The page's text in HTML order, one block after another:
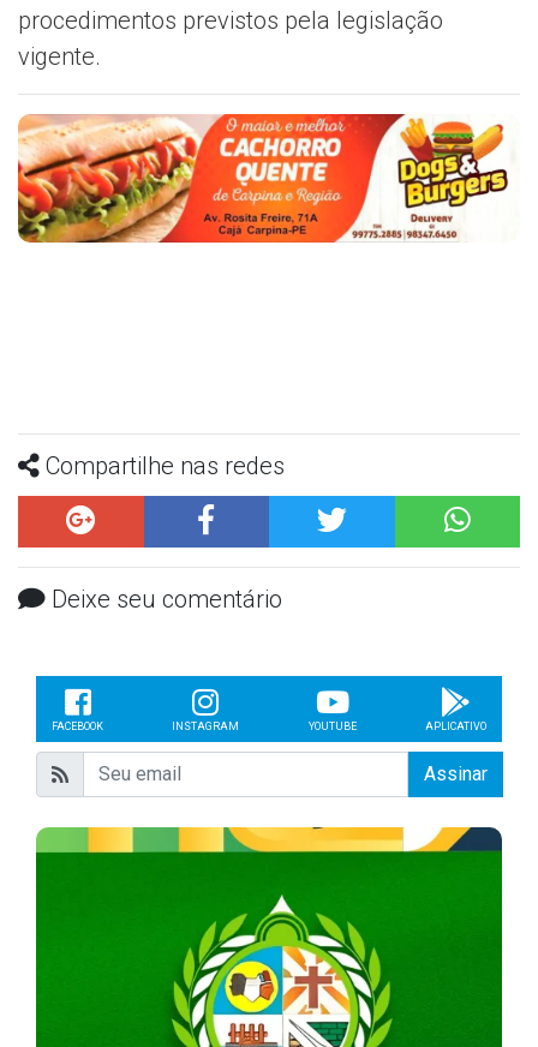
procedimentos previstos pela legislação
vigente.
Compartilhe nas redes
Deixe seu comentário
FACEBOOK INSTAGRAM YOUTUBE APLICATIVO
Assinar